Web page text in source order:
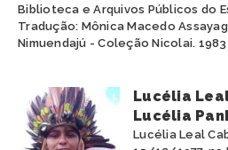
Biblioteca e Arquivos Públicos do
Tradução: Mônica Macedo
Nimuendajú - Coleção Nicolai. 1983
Lucélia
Lucélia
Lucélia Leal